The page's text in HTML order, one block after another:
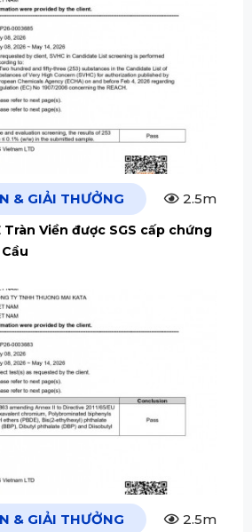
& GIẢI THƯỞNG 2.5m
Tràn Viền được SGS cấp chứng
& GIẢI THƯỞNG 2.5m